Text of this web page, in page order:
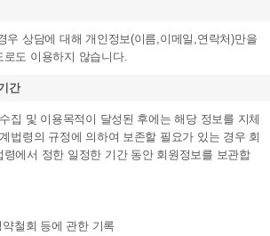
우 상담에 대해 개인정보(이름,이메일,연락처)만을
도 이용하지 않습니다.
간
집 및 이용목적이 달성된 후에는 해당 정보를 지체
법령의 규정에 의하여 보존할 필요가 있는 경우 회
에서 정한 일정한 기간 동안 회원정보를 보관합
철회 등에 관한 기록